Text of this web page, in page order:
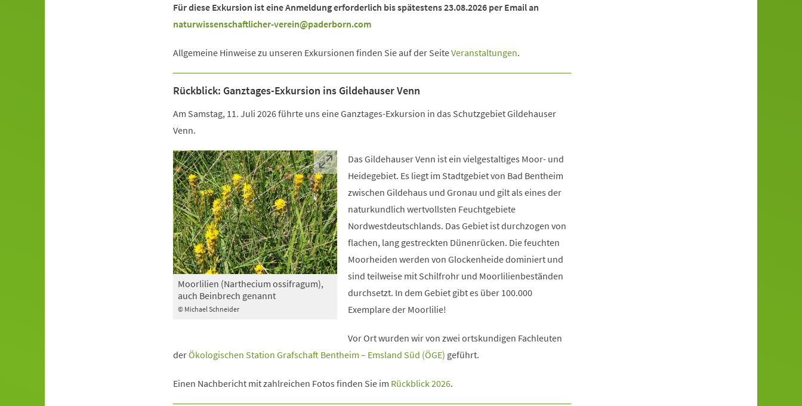
Für diese Exkursion ist eine Anmeldung erforderlich bis spätestens 23.08.2026 per Email an
naturwissenschaftlicher-verein
paderborn com
Allgemeine Hinweise zu unseren Exkursionen finden Sie auf der SeiteVeranstaltungen.
Rückblick: Ganztages-Exkursion ins Gildehauser Venn
Am Samstag, 11. Juli 2026 führte uns eine Ganztages-Exkursion in das Schutzgebiet Gildehauser
Venn.
© Michael Schneider
Moorlilien (Narthecium ossifragum),
auch Beinbrech genannt
Das Gildehauser Venn ist ein vielgestaltiges Moor- und
Heidegebiet. Es liegt im Stadtgebiet von Bad Bentheim
zwischen Gildehaus und Gronau und gilt als eines der
naturkundlich wertvollsten Feuchtgebiete
Nordwestdeutschlands. Das Gebiet ist durchzogen von
flachen, lang gestreckten Dünenrücken. Die feuchten
Moorheiden werden von Glockenheide dominiert und
sind teilweise mit Schilfrohr und Moorlilienbeständen
durchsetzt. In dem Gebiet gibt es über 100.000
Exemplare der Moorlilie!
Vor Ort wurden wir von zwei ortskundigen Fachleuten
derÖkologischen Station Grafschaft Bentheim – Emsland Süd (ÖGE) geführt.
Einen Nachbericht mit zahlreichen Fotos finden Sie im Rückblick 2026.